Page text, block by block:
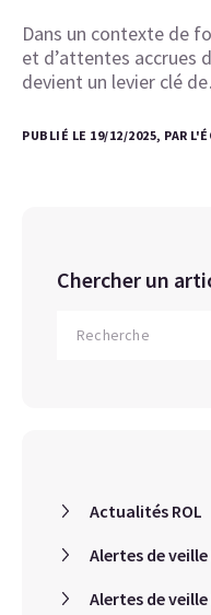
Dans un contexte de
et d’attentes accrues
devient un levier clé
PUBLIÉ LE 19/12/2025, PAR
Chercher un
Actualités ROL
Alertes de veille
Alertes de veille